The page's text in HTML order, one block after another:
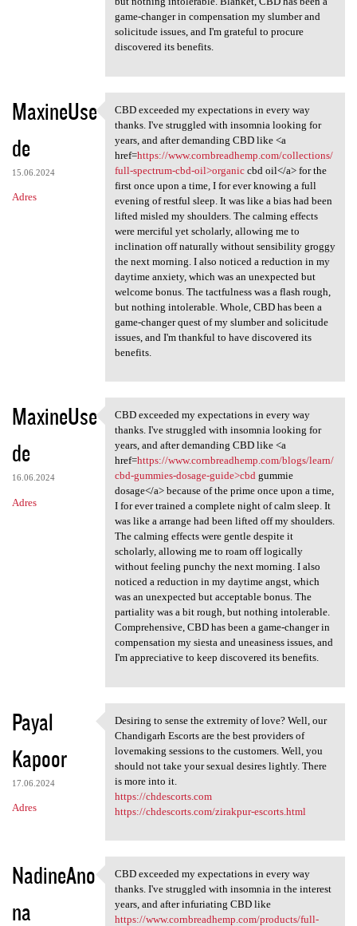
game-changer in compensation my slumber and
solicitude issues, and I'm grateful to procure
discovered its benefits.
MaxineUse
de
15.06.2024
Adres
CBD exceeded my expectations
CBD exceeded my expectations in every way
thanks. I've struggled with insomnia looking for
years, and after demanding CBD like <a
href=https://www.cornbreadhemp.com/collections/
full-spectrum-cbd-oil>organiccbd oil</a> for the
first once upon a time, I for ever knowing a full
evening of restful sleep. It was like a bias had been
lifted misled my shoulders. The calming effects
were merciful yet scholarly, allowing me to
inclination off naturally without sensibility groggy
the next morning. I also noticed a reduction in my
daytime anxiety, which was an unexpected but
welcome bonus. The tactfulness was a flash rough,
but nothing intolerable. Whole, CBD has been a
game-changer quest of my slumber and solicitude
issues, and I'm thankful to have discovered its
benefits.
MaxineUse
de
16.06.2024
Adres
CBD exceeded my expectations
CBD exceeded my expectations in every way
thanks. I've struggled with insomnia looking for
years, and after demanding CBD like <a
href=https://www.cornbreadhemp.com/blogs/learn/
cbd-gummies-dosage-guide>cbdgummie
dosage</a> because of the prime once upon a time,
I for ever trained a complete night of calm sleep. It
was like a arrange had been lifted off my shoulders.
The calming effects were gentle despite it
scholarly, allowing me to roam off logically
without feeling punchy the next morning. I also
noticed a reduction in my daytime angst, which
was an unexpected but acceptable bonus. The
partiality was a bit rough, but nothing intolerable.
Comprehensive, CBD has been a game-changer in
compensation my siesta and uneasiness issues, and
I'm appreciative to keep discovered its benefits.
Payal
Kapoor
17.06.2024
Adres
Desiring to sense the
Desiring to sense the extremity of love? Well, our
Chandigarh Escorts are the best providers of
lovemaking sessions to the customers. Well, you
should not take your sexual desires lightly. There
is more into it.
https://chdescorts.com
https://chdescorts.com/zirakpur-escorts.html
NadineAno
na
CBD exceeded my expectations
CBD exceeded my expectations in every way
thanks. I've struggled with insomnia in the interest
years, and after infuriating CBD like
https://www.cornbreadhemp.com/products/full-